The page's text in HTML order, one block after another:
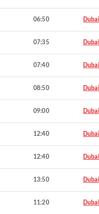
06:50 Dubai
07:35 Dubai
07:40 Dubai
08:50 Dubai
09:00 Dubai
12:40 Dubai
12:40 Dubai
13:50 Dubai
11:20 Dubai